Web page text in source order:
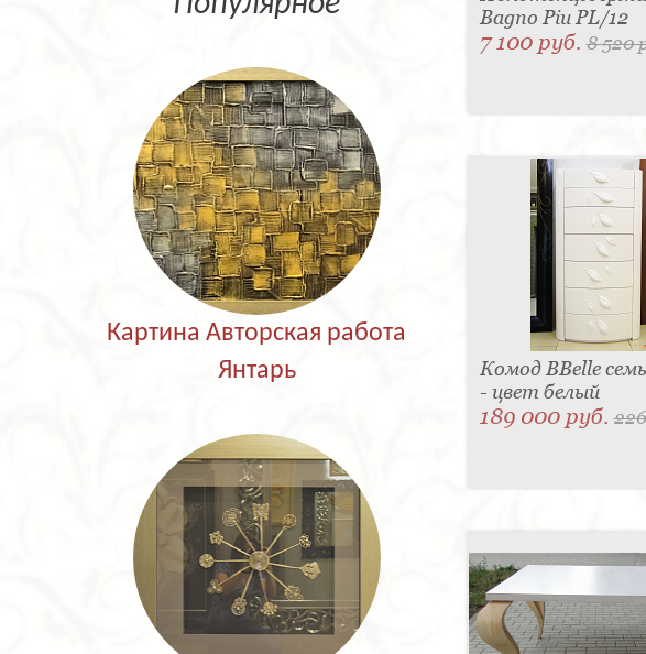
Картина Авторская работа
Янтарь
Bagno Piu PL/12
7 100 руб.8 520
Комод BBelle
- цвет белый
189 000 руб.